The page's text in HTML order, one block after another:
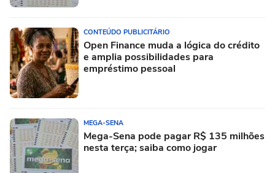
CONTEÚDO PUBLICITÁRIO
Open Finance muda a lógica do crédito
e amplia possibilidades para
empréstimo pessoal
MEGA-SENA
Mega-Sena pode pagar R$ 135 milhões
nesta terça; saiba como jogar